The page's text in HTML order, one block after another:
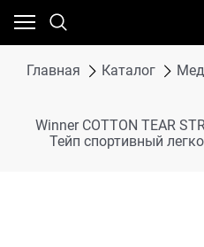
Главная Каталог
Winner COTTON TEAR
Тейп спортивный